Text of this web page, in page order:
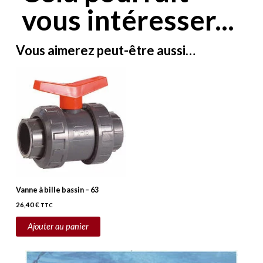
vous intéresser...
Vous aimerez peut-être aussi…
Vanne à bille bassin – 63
26,40€ TTC
Ajouter au panier
Plage